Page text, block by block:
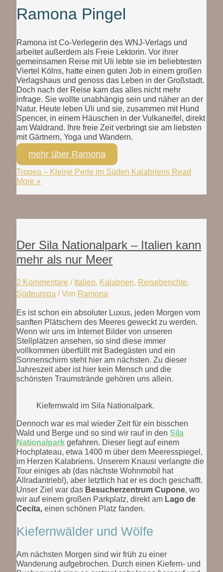
Ramona Pingel
Ramona ist Co-Verlegerin des WNJ-Verlags und
arbeitet außerdem als Freie Lektorin. Vor ihrer
gemeinsamen Reise mit Uli lebte sie im beliebtesten
Viertel Kölns, hatte einen guten Job in einem großen
Verlagshaus und genoss das Leben in der Großstadt.
Doch nach der Reise kam das alles nicht mehr
infrage. Sie wollte unabhängig sein und näher an der
Natur. Heute leben Uli und sie, zusammen mit Hund
Spencer, in einem Häuschen in der Vulkaneifel, direkt
am Waldrand. Ihre freie Zeit verbringt sie am liebsten
mit Gärtnern, Yoga und Wandern.
mehr über Ramona
Tropea – Kleine Perle im Süden Kalabriens Read
More »
Der Sila Nationalpark – Italien kann
mehr als nur Meer
2 Kommentare / Italien, Kalabrien, Reiseberichte,
Südeuropa / Von Ramona
Es ist schon ein absoluter Luxus, jeden Morgen vom
sanften Plätschern des Meeres geweckt zu werden.
Wenn wir uns im Internet Bilder von unseren
Stellplätzen ansehen, so sind diese immer
vollkommen überfüllt mit Badegästen und ein
Sonnenschirm steht hier am nächsten. Zu dieser
Jahreszeit aber ist hier kein Mensch und die
schönsten Traumstrände gehören uns allein.
Kiefernwald im Sila Nationalpark.
Dennoch war es mal wieder Zeit für ein bisschen
Wald und Berge und so sind wir rauf in denSila
Nationalpark gefahren. Dieser liegt auf einem
Hochplateau, etwa 1400 m über dem Meeresspiegel,
im Herzen Kalabriens. Unserem Knausi verlangte die
Tour einiges ab (das nächste Wohnmobil hat
Allradantrieb!), aber letztlich hat er es doch geschafft.
Unser Ziel war das Besucherzentrum Cupone, wo
wir auf einem großen Parkplatz, direkt am Lago de
Cecita, einen schönen Platz fanden.
Kiefernwälder und Wölfe
Am nächsten Morgen sind wir früh zu einer
Wanderung aufgebrochen. Durch einen Kiefern- und